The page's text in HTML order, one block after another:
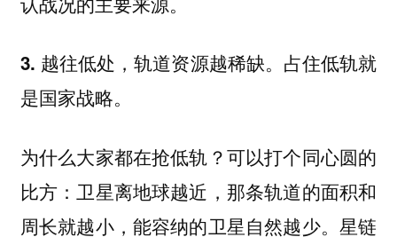
3. 越往低处，轨道资源越稀缺。占住低轨就
是国家战略。
为什么大家都在抢低轨？可以打个同心圆的
比方：卫星离地球越近，那条轨道的面积和
周长就越小，能容纳的卫星自然越少。星链